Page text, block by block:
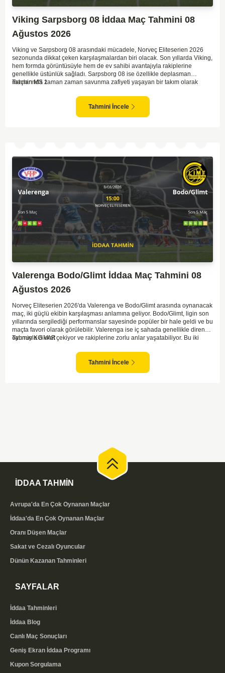
Viking Sarpsborg 08 İddaa Maç Tahmini 08
Ağustos 2026
Viking ve Sarpsborg 08 arasındaki mücadele, Norveç Eliteserien 2026
sezonunda dikkat çeken karşılaşmalardan biri olacak. Son yıllarda Viking,
hem formda görüntüsüyle hem de ev sahibi avantajıyla rakiplerine
genellikle üstünlük sağladı. Sarpsborg 08 ise özellikle deplasman
maçlarında zaman zaman savunma zafiyeti yaşayan bir takım olarak
yapıyor. Sarpsborg'un ise sürpriz yapabilme potansiyeli olsa da,
genellikle güçlü rakipler karşısında tutunmakta zorlandıkları biliniyor. Bu
doğrultuda, Viking'in galibiyete yakın olabileceği bir maç beklenebilir.
Tahmin MS 1
Tahmini İncele
Valerenga Bodo/Glimt İddaa Maç Tahmini 08
Ağustos 2026
Norveç Eliteserien 2026'da Valerenga ve Bodo/Glimt arasında oynanacak
maç, iki güçlü ekibin karşılaşması anlamına geliyor. Bodo/Glimt, ligin son
yıllarında sergilediği performanslar sayesinde popüler bir hale geldi ve bu
maçta favori olarak görülebilir. Valerenga ise iç sahada genellikle dirençli
oyunuyla dikkat çekiyor ve rakiplerine zorlu anlar yaşatabiliyor. Bu iki
karşılaşmalara tanık olabiliyoruz. Taraftar desteğini arkasına alarak
sahasında etkili performans sergileyen Valerenga, Bodo/Glimt karşısında
gol bulmakta zorlanmayabilir. Aynı şekilde, Bodo/Glimt'in de hücum gücü
Tahmin KG VAR
Tahmini İncele
İDDAA TAHMİN
Avrupa'da En Çok Oynanan Maçlar
İddaa'da En Çok Oynanan Maçlar
Oranı Düşen Maçlar
Sakat ve Cezalı Oyuncular
Dünün Kazanan Tahminleri
SAYFALAR
İddaa Tahminleri
İddaa Blog
Canlı Maç Sonuçları
Geniş Ekran İddaa Programı
Kupon Sorgulama